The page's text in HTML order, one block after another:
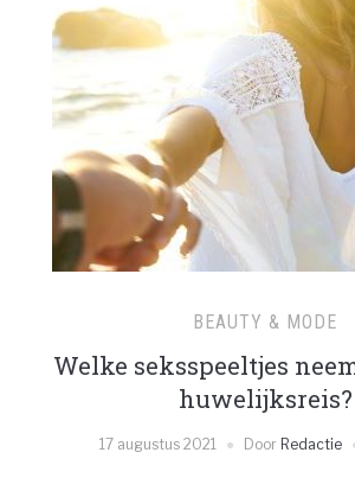
BEAUTY & MODE
Welke seksspeeltjes
huwelijksreis?
17 augustus 2021 Door Redactie